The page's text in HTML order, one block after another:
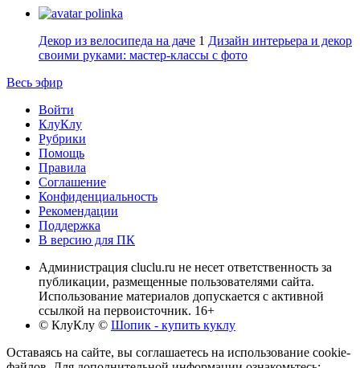
polinka
Декор из велосипеда на даче 1 Дизайн интерьера и декор
своими руками: мастер-классы с фото
Весь эфир
Войти
КлуКлу
Рубрики
Помощь
Правила
Соглашение
Конфиденциальность
Рекомендации
Поддержка
В версию для ПК
Администрация cluclu.ru не несет ответственность за
публикации, размещенные пользователями сайта.
Использование материалов допускается с активной
ссылкой на первоисточник. 16+
© КлуКлу © Шопик - купить куклу
Оставаясь на сайте, вы соглашаетесь на использование cookie-